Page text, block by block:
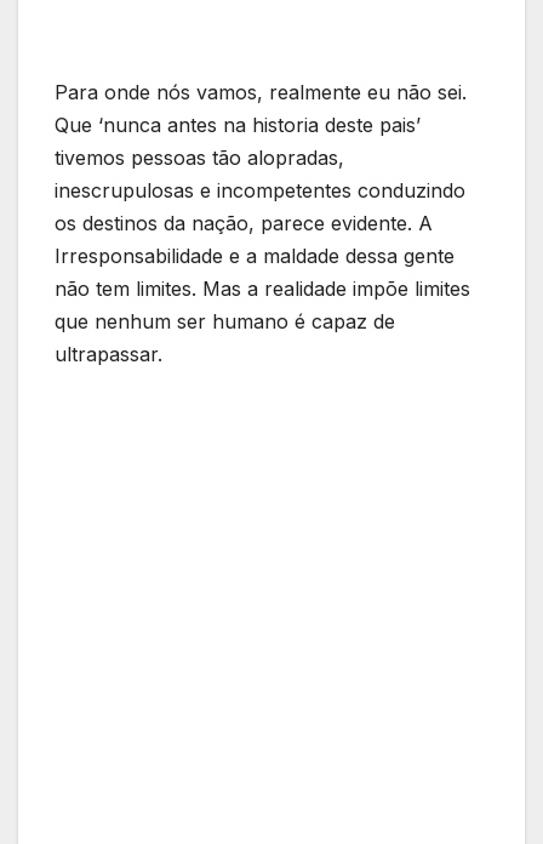
Para onde nós vamos, realmente eu não sei.
Que ‘nunca antes na historia deste pais’
tivemos pessoas tão alopradas,
inescrupulosas e incompetentes conduzindo
os destinos da nação, parece evidente. A
Irresponsabilidade e a maldade dessa gente
não tem limites. Mas a realidade impõe limites
que nenhum ser humano é capaz de
ultrapassar.